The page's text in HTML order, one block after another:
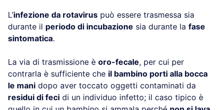
L’infezione da rotavirus può essere trasmessa sia
durante il periodo di incubazione sia durante la fase
sintomatica.
La via di trasmissione è oro-fecale, per cui per
contrarla è sufficiente che il bambino porti alla bocca
le mani dopo aver toccato oggetti contaminati da
residui di feci di un individuo infetto; il caso tipico è